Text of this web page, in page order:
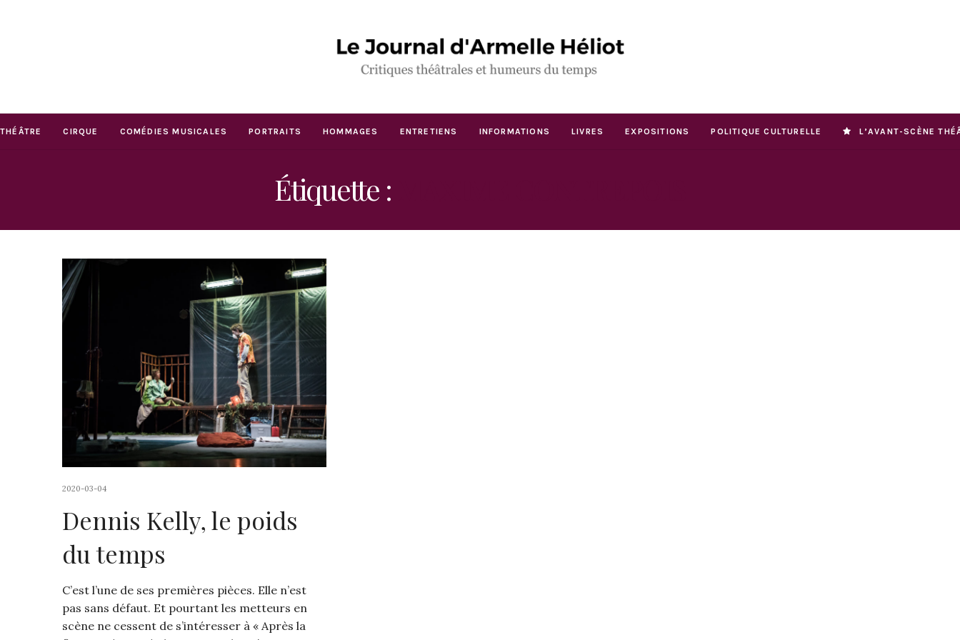
THÉÂTRE CIRQUE COMÉDIES MUSICALES PORTRAITS HOMMAGES ENTRETIENS INFORMATIONS LIVRES EXPOSITIONS POLITIQUE CULTURELLE L’AVANT-SCÈNE
Étiquette :
2020-03-04
Dennis Kelly, le poids
du temps
C’est l’une de ses premières pièces. Elle n’est
pas sans défaut. Et pourtant les metteurs en
scène ne cessent de s’intéresser à « Après la